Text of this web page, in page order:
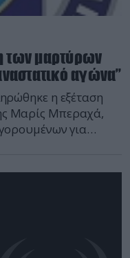
των μαρτύρων
αγώνα”
η εξέταση
Μαρίς Μπεραχά,
για
γραμμές